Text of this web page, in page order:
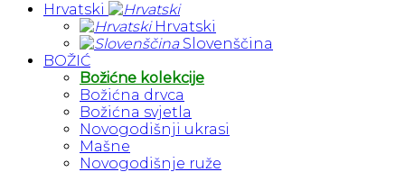
Hrvatski
Hrvatski
Slovenščina
BOŽIĆ
Božićne kolekcije
Božićna drvca
Božićna svjetla
Novogodišnji ukrasi
Mašne
Novogodišnje ruže